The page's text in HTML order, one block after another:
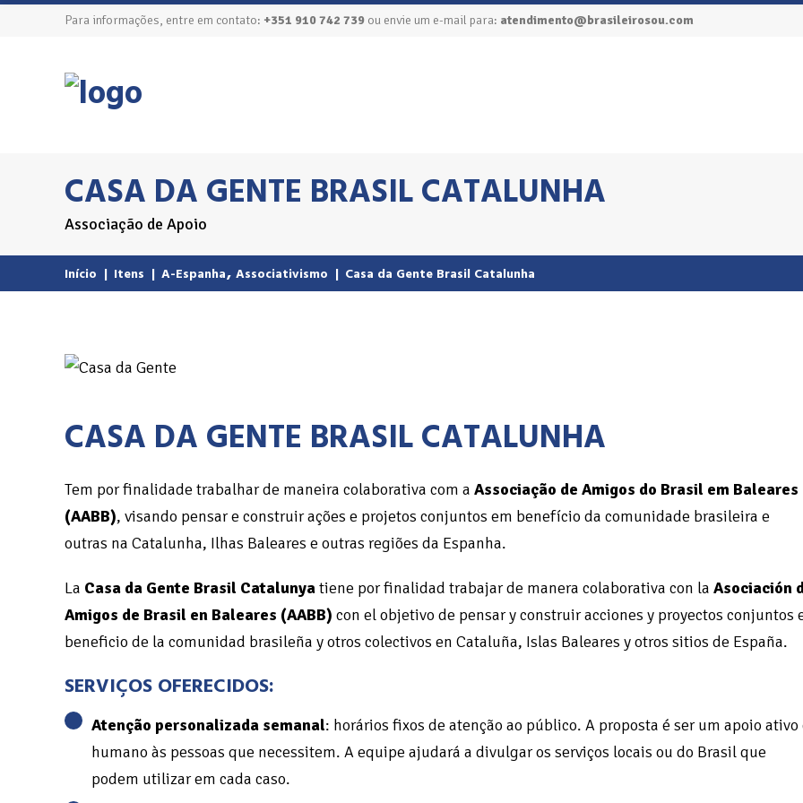
Para informações, entre em contato: +351 910 742 739 ou envie um e-mail para: atendimento@brasileirosou.com
CASA DA GENTE BRASIL CATALUNHA
Associação de Apoio
Início | Itens | A-Espanha, Associativismo | Casa da Gente Brasil Catalunha
CASA DA GENTE BRASIL CATALUNHA
Tem por finalidade trabalhar de maneira colaborativa com a Associação de Amigos do Brasil em Baleares
(AABB), visando pensar e construir ações e projetos conjuntos em benefício da comunidade brasileira e
outras na Catalunha, Ilhas Baleares e outras regiões da Espanha.
La Casa da Gente Brasil Catalunyatiene por finalidad trabajar de manera colaborativa con la Asociación
Amigos de Brasil en Baleares (AABB) con el objetivo de pensar y construir acciones y proyectos conjuntos
beneficio de la comunidad brasileña y otros colectivos en Cataluña, Islas Baleares y otros sitios de España.
SERVIÇOS OFERECIDOS:
Atenção personalizada semanal: horários fixos de atenção ao público. A proposta é ser um apoio ativo
humano às pessoas que necessitem. A equipe ajudará a divulgar os serviços locais ou do Brasil que
podem utilizar em cada caso.